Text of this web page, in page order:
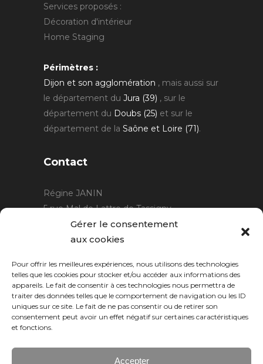
Gérer le consentement
aux cookies
Pour offrir les meilleures expériences, nous utilisons des technologies
telles que les cookies pour stocker et/ou accéder aux informations des
appareils. Le fait de consentir à ces technologies nous permettra de
traiter des données telles que le comportement de navigation ou les ID
uniques sur ce site. Le fait de ne pas consentir ou de retirer son
consentement peut avoir un effet négatif sur certaines caractéristiques
et fonctions.
Accepter
Services proposés :
Décoration d'intérieur
Home Staging
Périmètres :
Dijon et son agglomération , mais aussi sur
le département du Jura (39) , sur le
département du Doubs (25) et sur le
département de la Saône et Loire (71).
Contact
Régine JANIN
5 rue Mal de Lattre de Tassigny
21220 Gevrey Chambertin
06 15 15 80 29
Horaires :sur rendez-vous.